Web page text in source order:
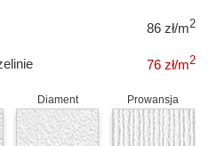
86 zł/m2
76 zł/m2
Diament Prowansja